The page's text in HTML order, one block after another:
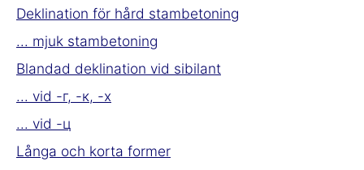
Deklination för hård stambetoning
... mjuk stambetoning
Blandad deklination vid sibilant
... vid -г, -к, -х
... vid -ц
Långa och korta former